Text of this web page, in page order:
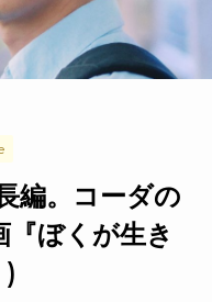
編。コーダの
『ぼくが生き